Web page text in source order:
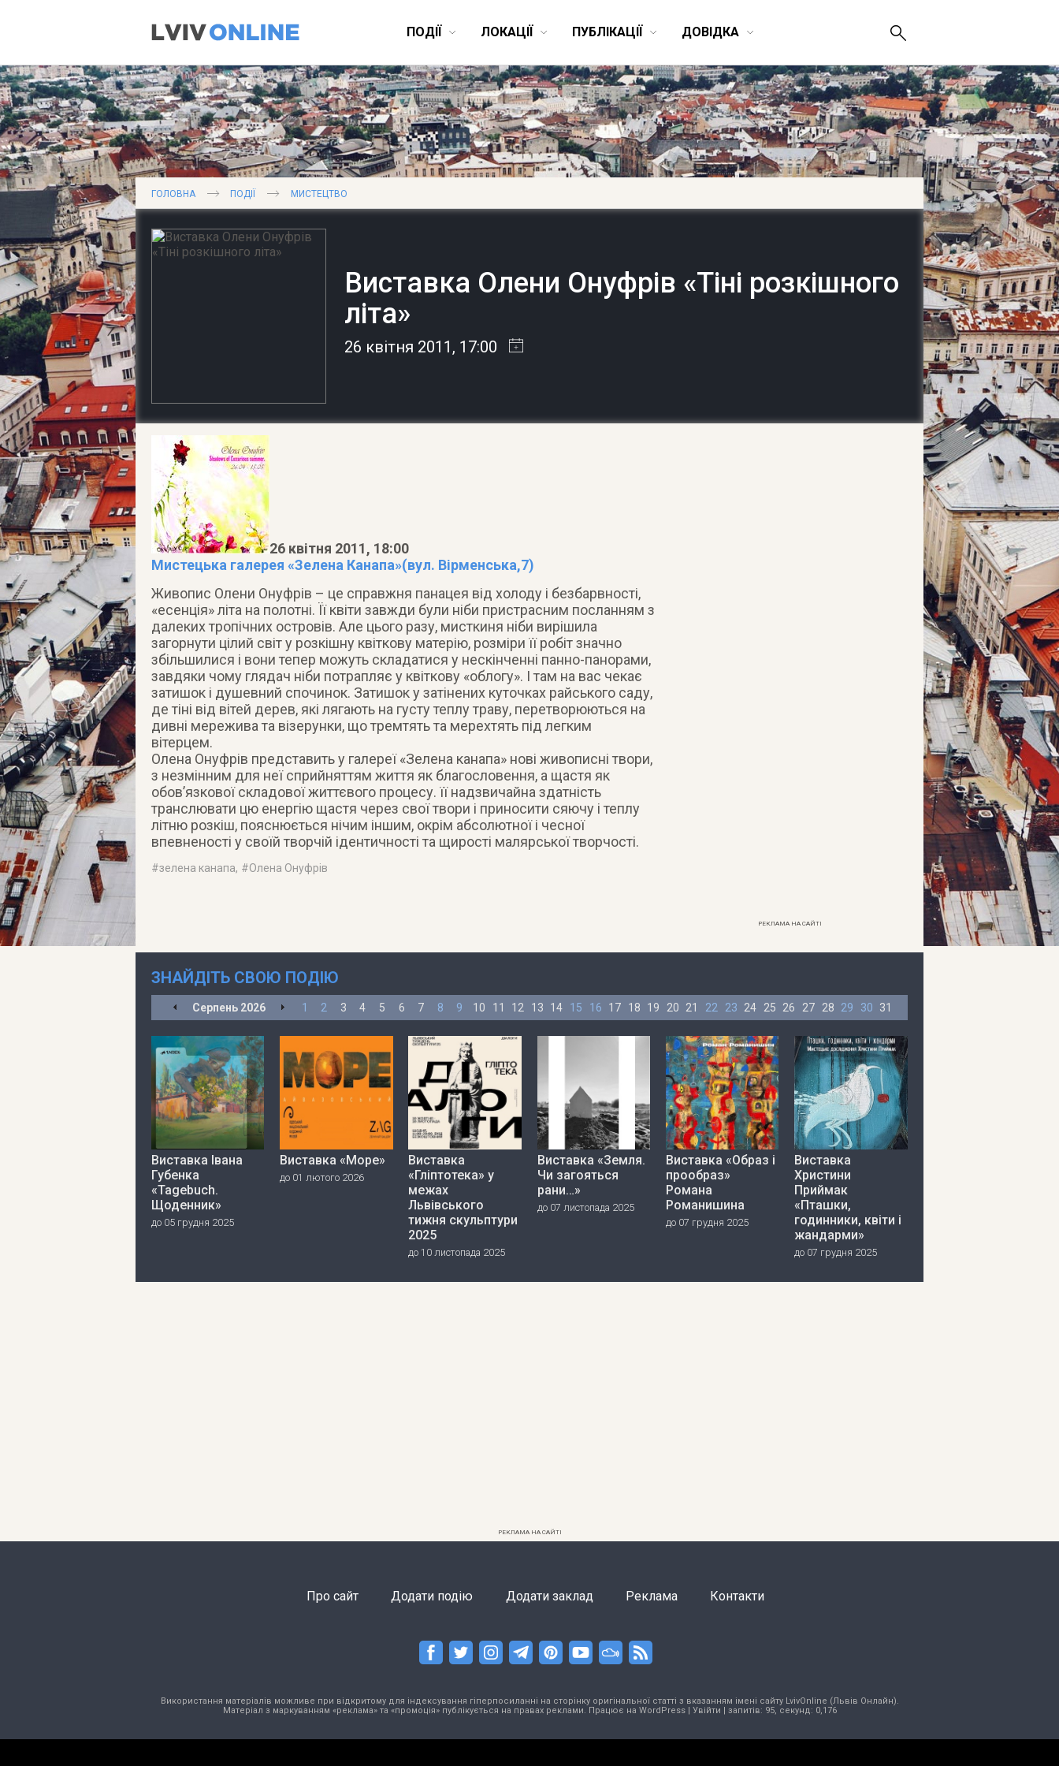
ПОДІЇ ЛОКАЦІЇ ПУБЛІКАЦІЇ ДОВІДКА
ГОЛОВНА ПОДІЇ МИСТЕЦТВО
Виставка Олени Онуфрів «Тіні розкішного
літа»
26 квітня 2011 , 17:00
26 квітня 2011, 18:00
Мистецька галерея «Зелена Канапа»(вул. Вірменська,7)
Живопис Олени Онуфрів – це справжня панацея від холоду і безбарвності,
«есенція» літа на полотні. Її квіти завжди були ніби пристрасним посланням з
далеких тропічних островів. Але цього разу, мисткиня ніби вирішила
загорнути цілий світ у розкішну квіткову матерію, розміри її робіт значно
збільшилися і вони тепер можуть складатися у нескінченні панно-панорами,
завдяки чому глядач ніби потрапляє у квіткову «облогу». І там на вас чекає
затишок і душевний спочинок. Затишок у затінених куточках райського саду,
де тіні від вітей дерев, які лягають на густу теплу траву, перетворюються на
дивні мережива та візерунки, що тремтять та мерехтять під легким
вітерцем.
Олена Онуфрів представить у галереї «Зелена канапа» нові живописні твори,
з незмінним для неї сприйняттям життя як благословення, а щастя як
обов’язкової складової життєвого процесу. її надзвичайна здатність
транслювати цю енергію щастя через свої твори і приносити сяючу і теплу
літню розкіш, пояснюється нічим іншим, окрім абсолютної і чесної
впевненості у своїй творчій ідентичності та щирості малярської творчості.
#зелена канапа, #Олена Онуфрів
РЕКЛАМА НА САЙТІ
ЗНАЙДІТЬ СВОЮ ПОДІЮ
Серпень 2026 1 2 3 4 5 6 7 8 9 10 11 12 13 14 15 16 17 18 19 20 21 22 23 24 25 26 27 28 29 30 31
Виставка Івана
Губенка
«Tagebuch.
Щоденник»
до 05 грудня 2025
Виставка «Море»
до 01 лютого 2026
Виставка
«Гліптотека» у
межах
Львівського
тижня скульптури
2025
до 10 листопада 2025
Виставка «Земля.
Чи загояться
рани…»
до 07 листопада 2025
Виставка «Образ і
прообраз»
Романа
Романишина
до 07 грудня 2025
Виставка
Христини
Приймак
«Пташки,
годинники, квіти і
жандарми»
до 07 грудня 2025
РЕКЛАМА НА САЙТІ
Про сайт Додати подію Додати заклад Реклама Контакти
Використання матеріалів можливе при відкритому для індексування гіперпосиланні на сторінку оригінальної статті з вказанням імені сайту LvivOnline (Львів Онлайн).
Матеріал з маркуванням «реклама» та «промоція» публікується на правах реклами. Працює на WordPress| Увійти | запитів: 95, секунд: 0,176